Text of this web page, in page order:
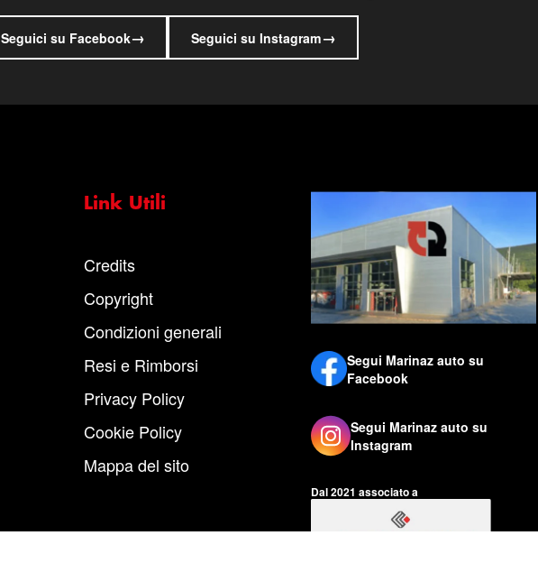
Seguici su Facebook→ Seguici su Instagram→
Link Utili
Credits
Copyright
Condizioni generali
Resi e Rimborsi
Privacy Policy
Cookie Policy
Mappa del sito
Segui Marinaz auto su
Facebook
Segui Marinaz auto su
Instagram
Dal 2021 associato a